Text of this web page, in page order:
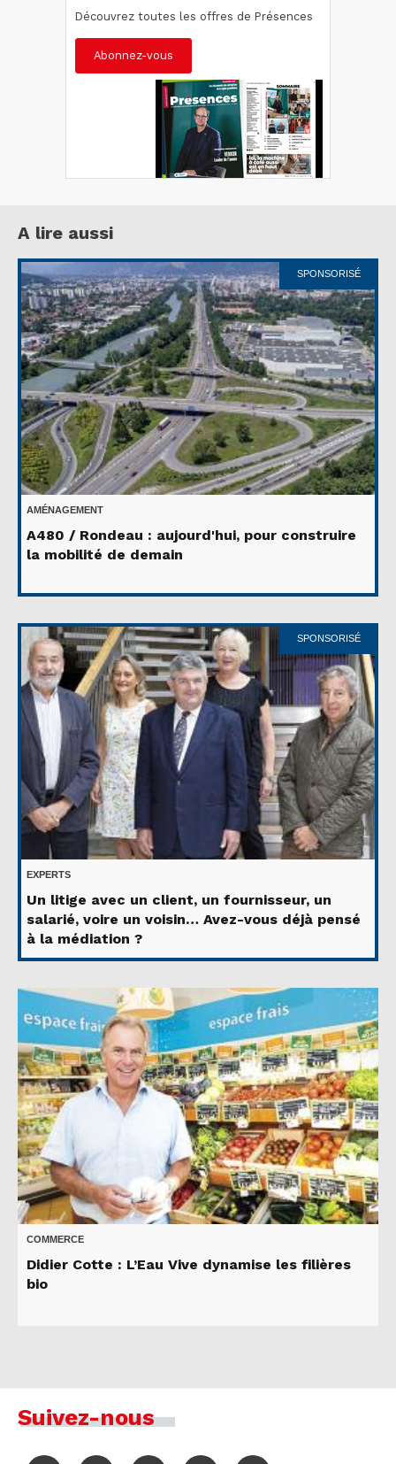
Découvrez toutes les offres de Présences
Abonnez-vous
A lire aussi
SPONSORISÉ
AMÉNAGEMENT
A480 / Rondeau : aujourd'hui, pour construire
la mobilité de demain
SPONSORISÉ
EXPERTS
Un litige avec un client, un fournisseur, un
salarié, voire un voisin… Avez-vous déjà pensé
à la médiation ?
COMMERCE
Didier Cotte : L’Eau Vive dynamise les filières
bio
Suivez-nous